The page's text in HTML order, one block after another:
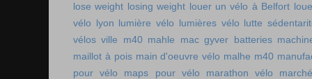
lose weight losing weight louer un vélo à Belfort
vélo lyon lumière vélo lumières vélo lutte
vélos ville
m40 mahle mac gyver batteries
maillot à pois main d'oeuvre vélo malhe m40
pour vélo
maps pour vélo marathon vélo